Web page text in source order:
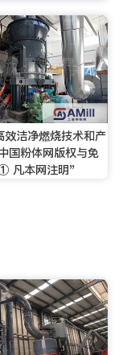
效洁净燃烧技术和产
国粉体网版权与免
凡本网注明"